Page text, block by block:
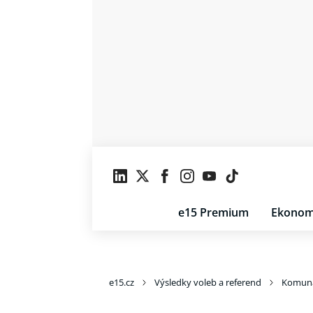
e15 Premium
e15.cz Výsledky voleb a referend